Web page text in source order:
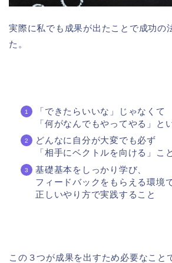
実際に私でも成果が出たことで成功の
た。
「できたらいいな」じゃなくて
「何がなんでもやってやる」と
どんなに自分が大変でも必ず
「相手にベクトルを向ける」こと
基礎基本をしっかり学び、
フィードバックをもらえる環境
正しいやり方で実践すること
この３つが成果を出すため必要なこと